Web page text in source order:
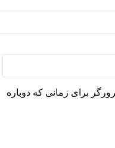
برای زمانی که دوباره